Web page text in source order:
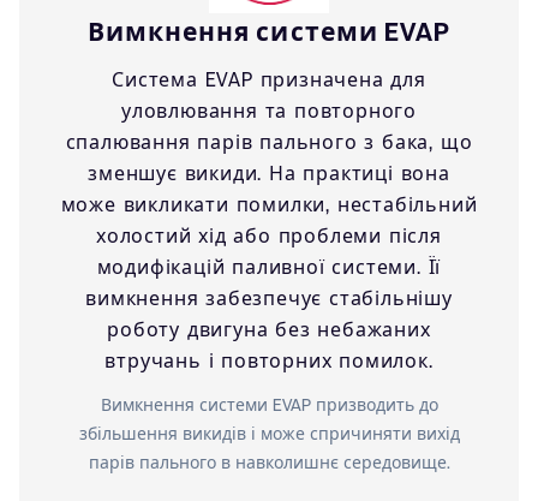
Вимкнення системи EVAP
Система EVAP призначена для
уловлювання та повторного
спалювання парів пального з бака, що
зменшує викиди. На практиці вона
може викликати помилки, нестабільний
холостий хід або проблеми після
модифікацій паливної системи. Її
вимкнення забезпечує стабільнішу
роботу двигуна без небажаних
втручань і повторних помилок.
Вимкнення системи EVAP призводить до
збільшення викидів і може спричиняти вихід
парів пального в навколишнє середовище.